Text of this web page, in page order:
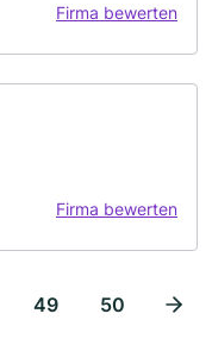
Firma bewerten
Firma bewerten
49 50